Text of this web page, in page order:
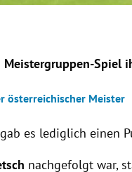
Meistergruppen-Spiel
österreichischer Meister
es lediglich einen
nachgefolgt war,